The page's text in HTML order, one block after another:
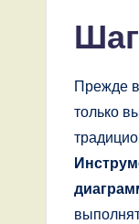
ft
Прежде
только